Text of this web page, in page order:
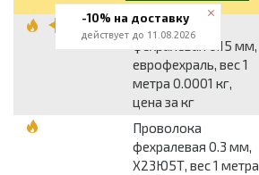
Проволока
фехралевая 0.15 мм,
еврофехраль, вес 1
метра 0.0001 кг,
цена за кг
Проволока
фехралевая 0.3 мм,
Х23Ю5Т, вес 1 метра
-10% на доставку
действует до 11.08.2026